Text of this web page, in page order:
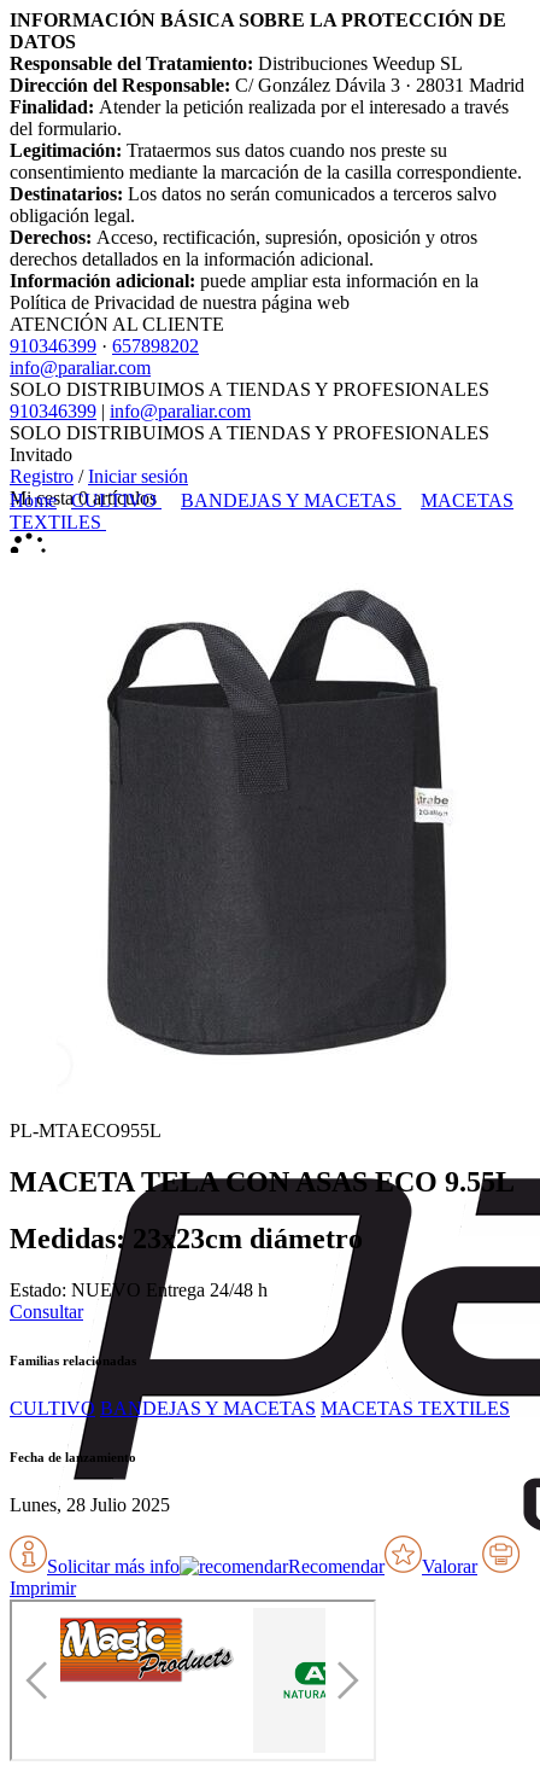
INFORMACIÓN BÁSICA SOBRE LA PROTECCIÓN DE
DATOS
Responsable del Tratamiento: Distribuciones Weedup SL
Dirección del Responsable: C/ González Dávila 3 · 28031 Madrid
Finalidad: Atender la petición realizada por el interesado a través
del formulario.
Legitimación: Trataermos sus datos cuando nos preste su
consentimiento mediante la marcación de la casilla correspondiente.
Destinatarios: Los datos no serán comunicados a terceros salvo
obligación legal.
Derechos: Acceso, rectificación, supresión, oposición y otros
derechos detallados en la información adicional.
Información adicional: puede ampliar esta información en la
Política de Privacidad de nuestra página web
ATENCIÓN AL CLIENTE
910346399 · 657898202
info@paraliar.com
SOLO DISTRIBUIMOS A TIENDAS Y PROFESIONALES
910346399 | info@paraliar.com
SOLO DISTRIBUIMOS A TIENDAS Y PROFESIONALES
Invitado
Registro /Iniciar sesión
Mi cesta0artículos
INICIO
NOVEDADES
Home CULTIVO BANDEJAS Y MACETAS
MACETAS
TEXTILES
PL-MTAECO955L
MACETA TELA CON ASAS ECO 9.55L
Medidas: 23x23cm diámetro
Estado: NUEVO Entrega 24/48 h
Consultar
Familias relacionadas
CULTIVO BANDEJAS Y MACETAS MACETAS TEXTILES
Fecha de lanzamiento
Lunes, 28 Julio 2025
Solicitar más info Recomendar
Valorar
Imprimir